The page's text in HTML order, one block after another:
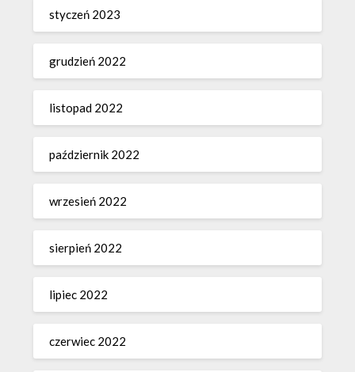
styczeń 2023
grudzień 2022
listopad 2022
październik 2022
wrzesień 2022
sierpień 2022
lipiec 2022
czerwiec 2022